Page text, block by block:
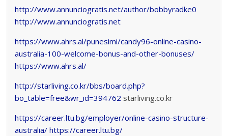
http://www.annunciogratis.net/author/bobbyradke0
http://www.annunciogratis.net
https://www.ahrs.al/punesimi/candy96-online-casino-
australia-100-welcome-bonus-and-other-bonuses/
https://www.ahrs.al/
http://starliving.co.kr/bbs/board.php?
bo_table=free&wr_id=394762 starliving.co.kr
https://career.ltu.bg/employer/online-casino-structure-
australia/ https://career.ltu.bg/